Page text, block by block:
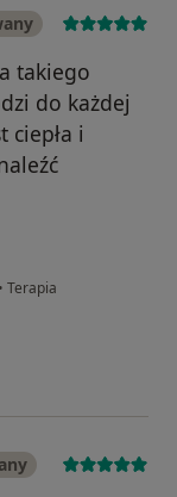
takiego
do każdej
ciepła i
• Terapia